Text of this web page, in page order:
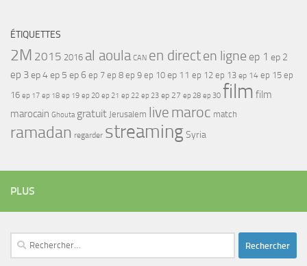
ÉTIQUETTES
2M 2015 2016 al aoula CAN en directen ligne ep 1 ep 2
ep 3ep 4ep 5 ep 6 ep 7 ep 8 ep 9 ep 10 ep 11 ep 12 ep 13 ep 14 ep 15 ep
16 ep 17 ep 18 ep 19 ep 20 ep 21 ep 22 ep 23 ep 27 ep 28 ep 30 film film
marocain Ghouta gratuit Jerusalem live maroc match
ramadan regarder streamingSyria
PLUS
Rechercher :